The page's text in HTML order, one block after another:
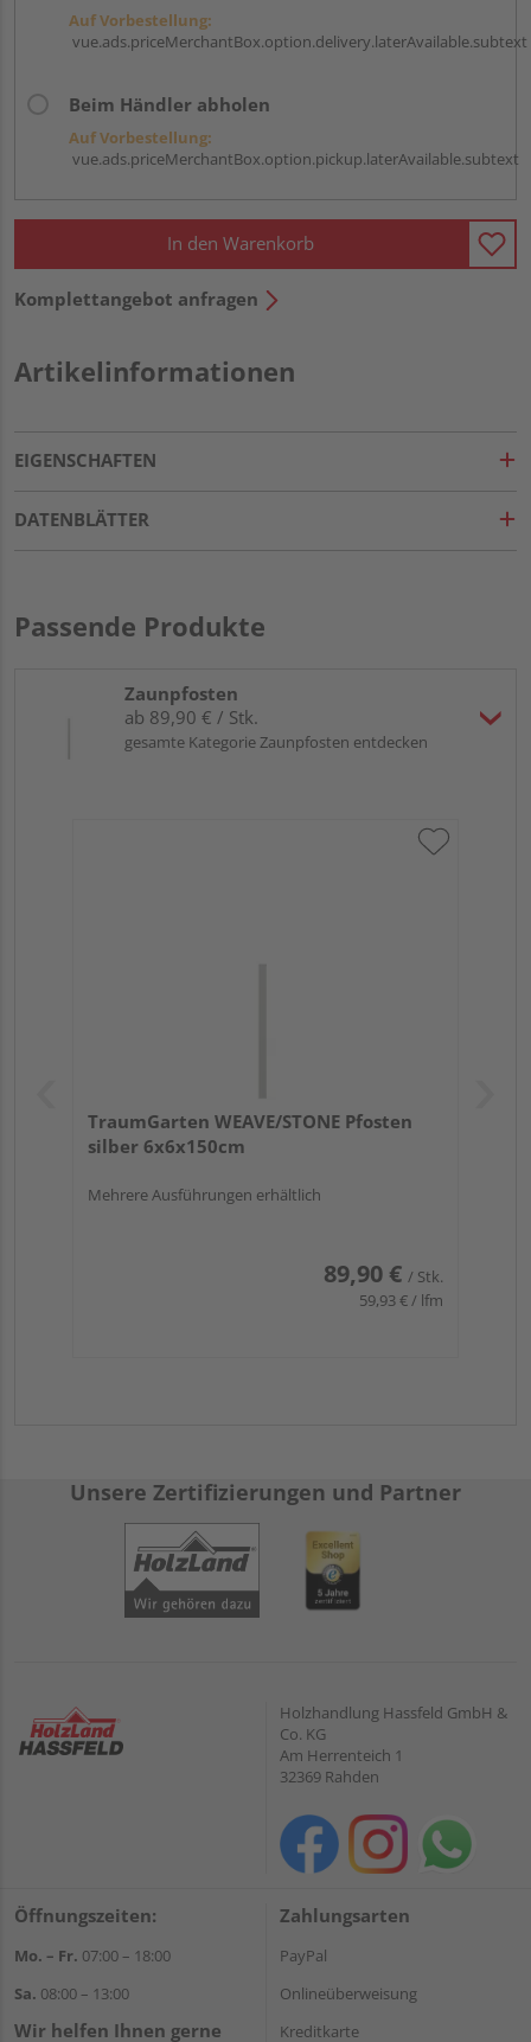
Auf Vorbestellung:
vue.ads.priceMerchantBox.option.delivery.laterAvailable.subtext
Beim Händler abholen
Auf Vorbestellung:
vue.ads.priceMerchantBox.option.pickup.laterAvailable.subtext
In den Warenkorb
Komplettangebot anfragen
Artikelinformationen
EIGENSCHAFTEN
DATENBLÄTTER
Passende Produkte
Zaunpfosten
ab 89,90 € / Stk.
gesamte Kategorie Zaunpfosten entdecken
TraumGarten WEAVE/STONE Pfosten
silber 6x6x150cm
Mehrere Ausführungen erhältlich
89,90 € / Stk.
59,93 € / lfm
Unsere Zertifizierungen und Partner
Holzhandlung Hassfeld GmbH &
Co. KG
Am Herrenteich 1
32369 Rahden
Öffnungszeiten:
Mo. – Fr. 07:00 – 18:00
Sa. 08:00 – 13:00
Wir helfen Ihnen gerne
Zahlungsarten
PayPal
Onlineüberweisung
Kreditkarte